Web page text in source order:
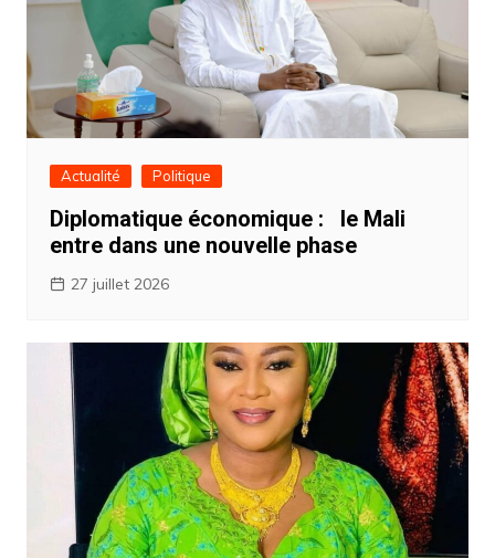
Actualité Politique
Diplomatique économique : ‎ ‎le Mali
entre dans une nouvelle phase
27 juillet 2026